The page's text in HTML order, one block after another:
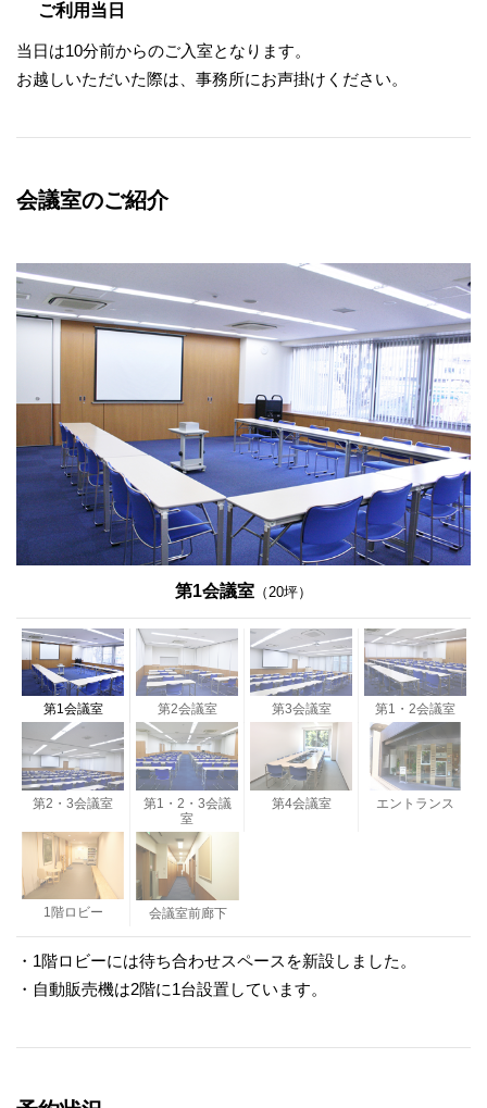
ご利用当日
当日は10分前からのご入室となります。
お越しいただいた際は、事務所にお声掛けください。
会議室のご紹介
第1会議室 （20坪）
第1会議室 第2会議室 第3会議室 第1・2会議室
第2・3会議室
第1・2・3会議
室
第4会議室 エントランス
1階ロビー 会議室前廊下
・1階ロビーには待ち合わせスペースを新設しました。
・自動販売機は2階に1台設置しています。